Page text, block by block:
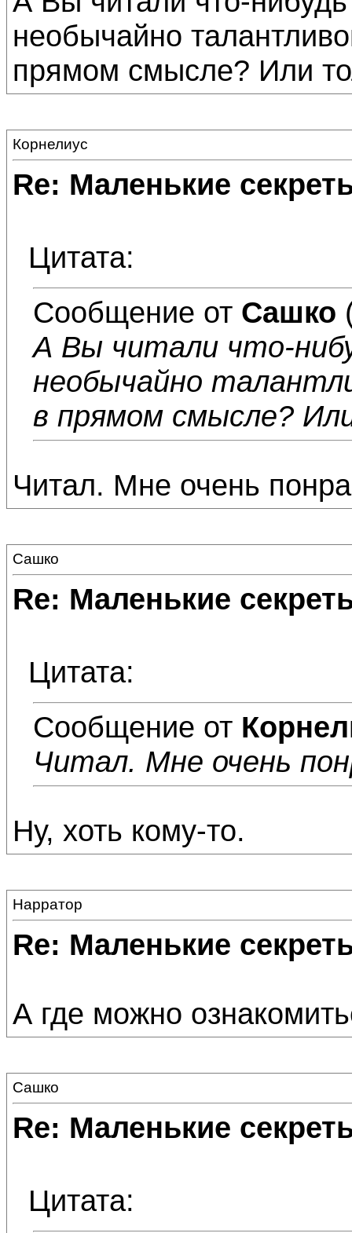
необычайно
прямом смысле? Или
Корнелиус
Re: Маленькие
Цитата:
Сообщение от Сашко
А Вы читали что-
необычайно
в прямом смысле?
Читал. Мне очень
Сашко
Re: Маленькие
Цитата:
Сообщение от
Читал. Мне очень
Ну, хоть кому-то.
Нарратор
Re: Маленькие
А где можно
Сашко
Re: Маленькие
Цитата: